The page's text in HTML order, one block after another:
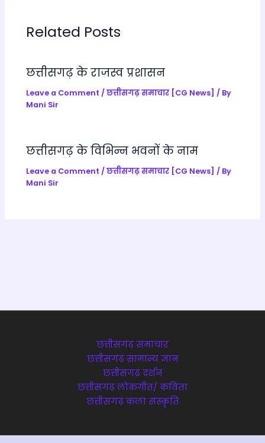
p
p
o
o
k
m
n
sl
a
Related Posts
छत्तीसगढ़ के राजस्व प्रशासन
Leave a Comment /छत्तीसगढ़ समाचार [CG News] / By
Mani Sir
छत्तीसगढ़ के विभिन्न भवनों के नाम
Leave a Comment /छत्तीसगढ़ समाचार [CG News] / By
Mani Sir
छत्तीसगढ़ समाचार
छत्तीसगढ़ सामान्य ज्ञान
छत्तीसगढ़ दर्शन
छत्तीसगढ़ लोकगीत/ कविता
छत्तीसगढ़ कला संस्कृति